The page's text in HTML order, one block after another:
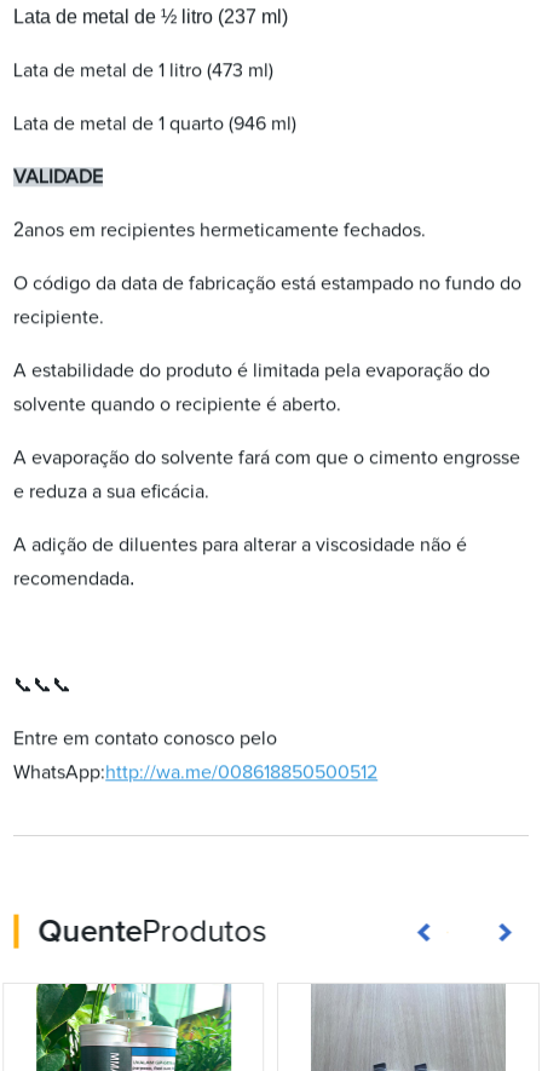
Lata de metal de ½ litro (237 ml)
Lata de metal de 1 litro (473 ml)
Lata de metal de 1 quarto (946 ml)
VALIDADE
2anos em recipientes hermeticamente fechados.
O código da data de fabricação está estampado no fundo do
recipiente.
A estabilidade do produto é limitada pela evaporação do
solvente quando o recipiente é aberto.
A evaporação do solvente fará com que o cimento engrosse
e reduza a sua eficácia.
A adição de diluentes para alterar a viscosidade não é
recomendada.
📞📞📞
Entre em contato conosco pelo
WhatsApp:http://wa.me/008618850500512
QuenteProdutos